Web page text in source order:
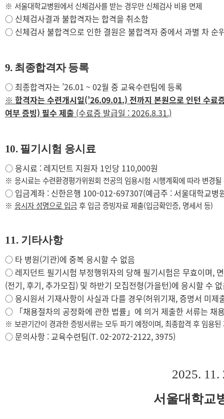
※ 서울대학교병원에서 신체검사를 받는 경우만 신체검사 비용 면제
○ 신체검사결과 불합격자는 합격을 취소함
○ 신체검사 불합격으로 인한 결원은 불합격자 중에서 과별 차 순
9. 최종합격자 등록
○ 최종합격자는 ’26.01 ~ 02월 중 교육수련팀에 등록
※ 합격자는 수련개시일(’26.09.01.) 전까지 본원으로 인턴 수료
여부 증빙) 필수 제출 (수료증 발급일 : 2026.8.31.)
10. 필기시험 응시료
○응시료 : 레지던트 지원자 1인당 110,000원
※ 응시료는 수련환경평가위원회 전공의 임용시험 시행계획에 따라 변경될
○ 입금계좌 : 신한은행 100-012-697307(예금주 : 서울대학교병
※ 응시자 성명으로 입금후 입금 증빙자료 제출(입금확인증, 명세서 등)
11. 기타사항
○ 타 병원(기관)에 중복 응시할 수 없음
○ 레지던트 필기시험 부정행위자의 당해 필기시험은 무효이며,
(전기,후기,추가모집) 및 하반기 모집전형(가을턴)에 응시할 수
○응시원서 기재사항이 사실과 다를 경우(허위기재,증명서 미제
○ 「채용절차의 공정화에 관한 법률 」 에 의거 제출한 서류는 채
※ 보관기간이 경과한 증빙서류는 모두 파기 예정이며, 최종합격 후 임용
○문의사항 :교육수련팀(T.02-2072-2122, 3975)
2025. 11.
서울대학교